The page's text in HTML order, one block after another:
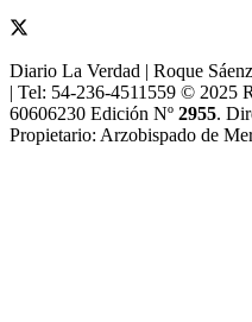
Diario La Verdad | Roque
| Tel: 54-236-4511559 © 2025
60606230 Edición Nº 2955.
Propietario:​ Arzobispado de